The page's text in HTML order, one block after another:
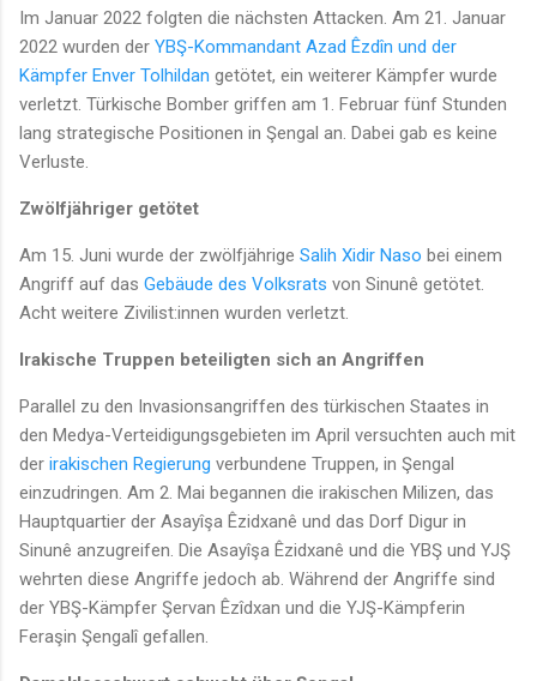
Im Januar 2022 folgten die nächsten Attacken. Am 21. Januar
2022 wurden der YBŞ-Kommandant Azad Êzdîn und der
Kämpfer Enver Tolhildan getötet, ein weiterer Kämpfer wurde
verletzt. Türkische Bomber griffen am 1. Februar fünf Stunden
lang strategische Positionen in Şengal an. Dabei gab es keine
Verluste.
Zwölfjähriger getötet
Am 15. Juni wurde der zwölfjährige Salih Xidir Naso bei einem
Angriff auf das Gebäude des Volksrats von Sinunê getötet.
Acht weitere Zivilist:innen wurden verletzt.
Irakische Truppen beteiligten sich an Angriffen
Parallel zu den Invasionsangriffen des türkischen Staates in
den Medya-Verteidigungsgebieten im April versuchten auch mit
der irakischen Regierung verbundene Truppen, in Şengal
einzudringen. Am 2. Mai begannen die irakischen Milizen, das
Hauptquartier der Asayîşa Êzidxanê und das Dorf Digur in
Sinunê anzugreifen. Die Asayîşa Êzidxanê und die YBŞ und YJŞ
wehrten diese Angriffe jedoch ab. Während der Angriffe sind
der YBŞ-Kämpfer Şervan Êzîdxan und die YJŞ-Kämpferin
Feraşin Şengalî gefallen.